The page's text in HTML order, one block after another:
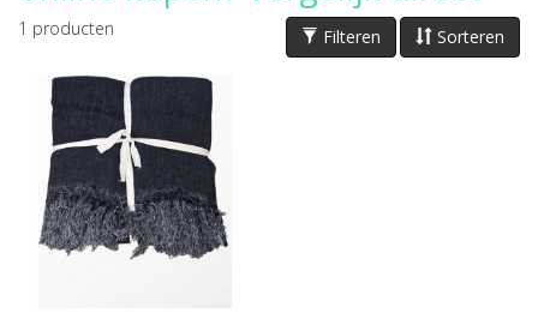
Sorteren
Filteren
1 producten